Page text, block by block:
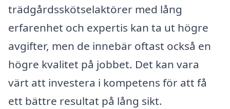
trädgårdsskötselaktörer med lång
erfarenhet och expertis kan ta ut högre
avgifter, men de innebär oftast också en
högre kvalitet på jobbet. Det kan vara
värt att investera i kompetens för att få
ett bättre resultat på lång sikt.